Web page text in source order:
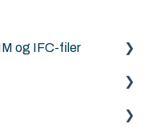
og IFC-filer